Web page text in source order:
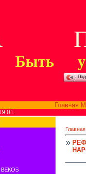
П
Быть
Главная
Главная